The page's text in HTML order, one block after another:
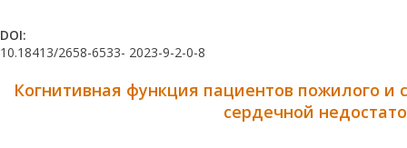
DOI:
10.18413/2658-6533- 2023-9-2-0-8
Когнитивная функция пациентов пожилого и
сердечной